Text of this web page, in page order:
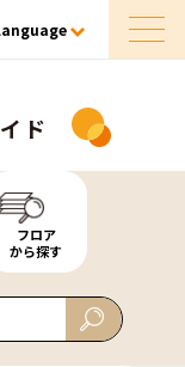
ド
フロア
から探す